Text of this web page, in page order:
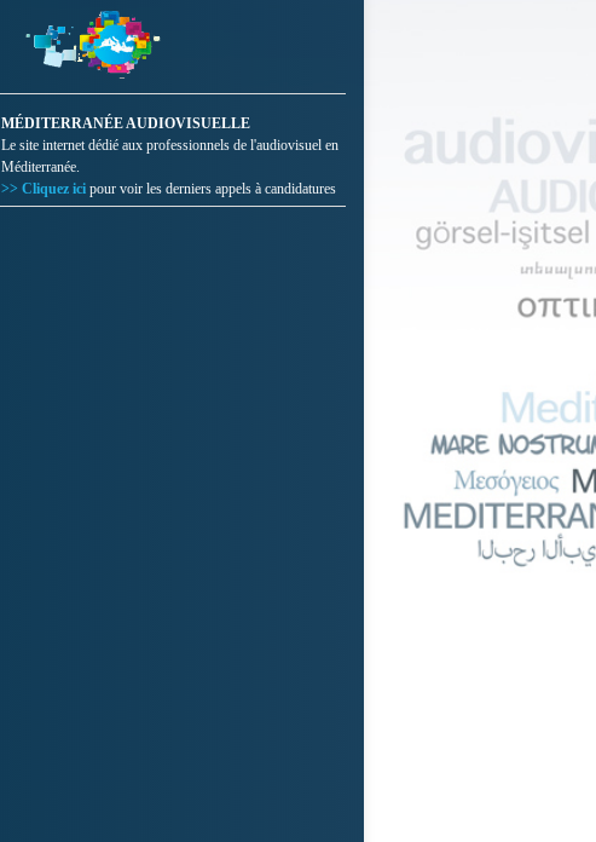
MÉDITERRANÉE AUDIOVISUELLE
Le site internet dédié aux professionnels de l'audiovisuel en
Méditerranée.
>> Cliquez ici pour voir les derniers appels à candidatures